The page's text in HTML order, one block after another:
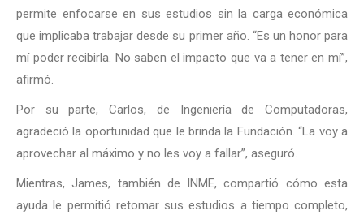
permite enfocarse en sus estudios sin la carga económica
que implicaba trabajar desde su primer año. “Es un honor para
mí poder recibirla. No saben el impacto que va a tener en mí”,
afirmó.
Por su parte, Carlos, de Ingeniería de Computadoras,
agradeció la oportunidad que le brinda la Fundación. “La voy a
aprovechar al máximo y no les voy a fallar”, aseguró.
Mientras, James, también de INME, compartió cómo esta
ayuda le permitió retomar sus estudios a tiempo completo,